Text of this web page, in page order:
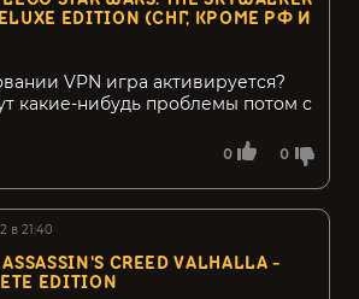
EDITION (СНГ, КРОМЕ РФ И
0 0
VPN игра активируется?
какие-нибудь проблемы потом с
в 21:40
ASSASSIN'S CREED VALHALLA -
EDITION